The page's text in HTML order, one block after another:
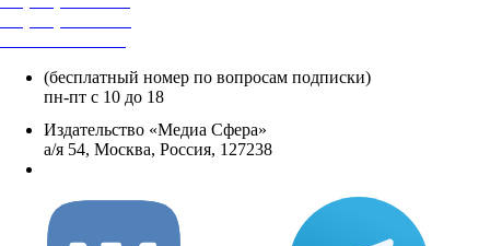
(бесплатный номер по вопросам подписки)
пн-пт с 10 до 18
Издательство «Медиа Сфера»
а/я 54, Москва, Россия, 127238